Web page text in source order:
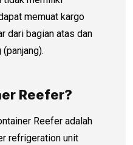
memuat kargo
dari bagian atas dan
Reefer?
Reefer adalah
refrigeration unit